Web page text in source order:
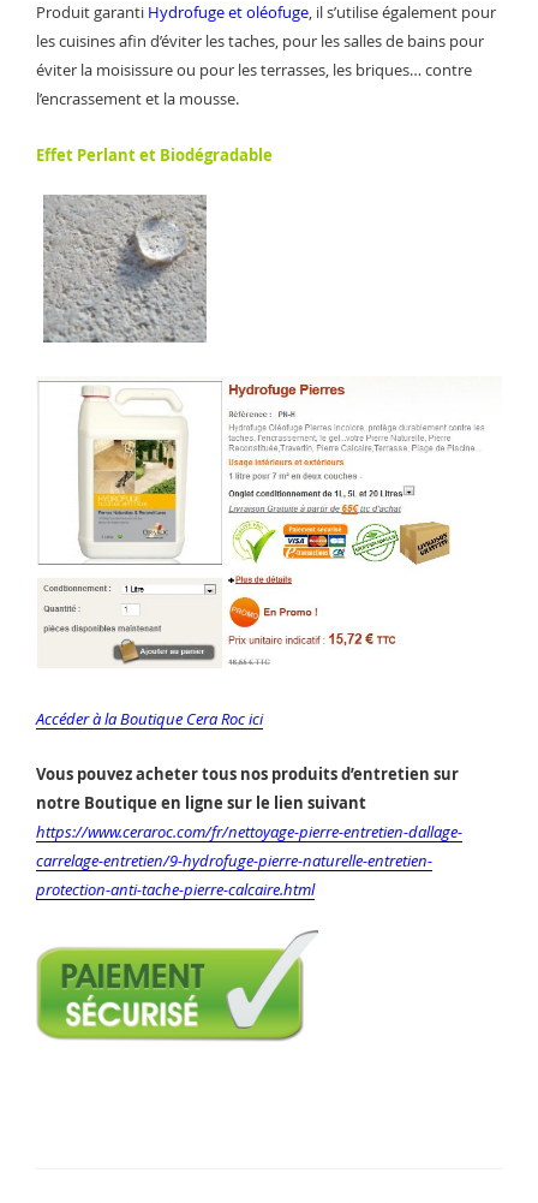
Produit garanti Hydrofuge et oléofuge, il s’utilise également pour
les cuisines afin d’éviter les taches, pour les salles de bains pour
éviter la moisissure ou pour les terrasses, les briques… contre
l’encrassement et la mousse.
Effet Perlant et Biodégradable
Accéder à la Boutique Cera Roc ici
Vous pouvez acheter tous nos produits d’entretien sur
notre Boutique en ligne sur le lien suivant
https://www.ceraroc.com/fr/nettoyage-pierre-entretien-dallage-
carrelage-entretien/9-hydrofuge-pierre-naturelle-entretien-
protection-anti-tache-pierre-calcaire.html